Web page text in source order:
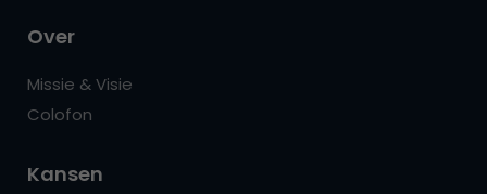
Over
Missie & Visie
Colofon
Kansen